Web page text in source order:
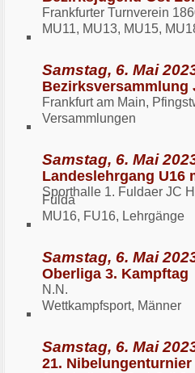
Frankfurter Turnverein
MU11, MU13, MU15,
Samstag, 6. Mai
Bezirksversammlung
Frankfurt am Main,
Versammlungen
Samstag, 6. Mai
Landeslehrgang U16
Sporthalle 1. Fuldaer JC
Fulda
MU16, FU16, Lehrgänge
Samstag, 6. Mai
Oberliga 3. Kampftag
N.N.
Wettkampfsport, Männer
Samstag, 6. Mai
21.